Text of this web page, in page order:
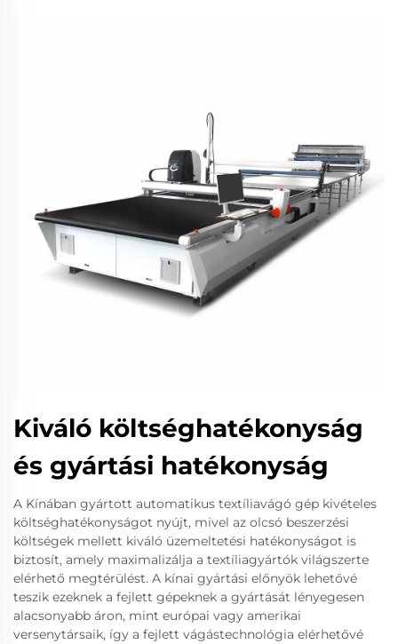
Kiváló költséghatékonyság
és gyártási hatékonyság
A Kínában gyártott automatikus textíliavágó gép kivételes
költséghatékonyságot nyújt, mivel az olcsó beszerzési
költségek mellett kiváló üzemeltetési hatékonyságot is
biztosít, amely maximalizálja a textíliagyártók világszerte
elérhető megtérülést. A kínai gyártási előnyök lehetővé
teszik ezeknek a fejlett gépeknek a gyártását lényegesen
alacsonyabb áron, mint európai vagy amerikai
versenytársaik, így a fejlett vágástechnológia elérhetővé